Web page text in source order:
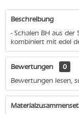
Beschreibung
- Schalen BH aus der
kombiniert mit edel
Bewertungen
0
Bewertungen lesen,